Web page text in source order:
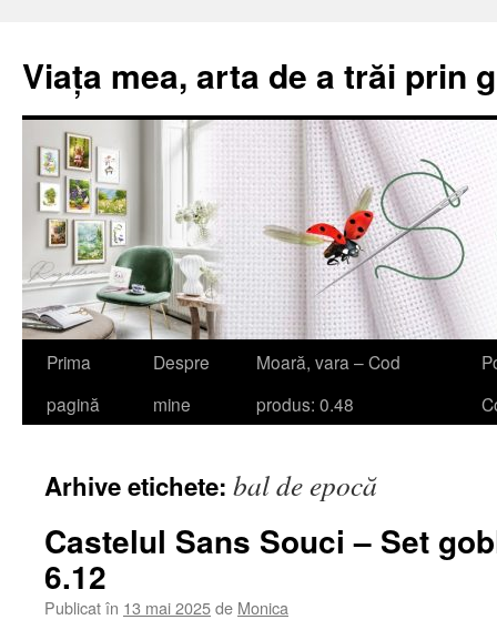
Viața mea, arta de a trăi prin
Sari
Prima
pagină
Despre
mine
Moară, vara – Cod
produs: 0.48
Arhive etichete: bal de epocă
Castelul Sans Souci – Set
6.12
Publicat în 13 mai 2025de Monica